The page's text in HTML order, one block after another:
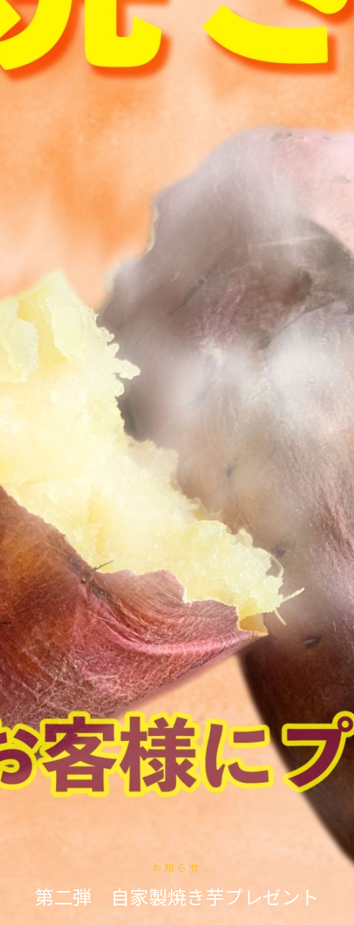
お知らせ
第二弾 自家製焼き芋プレゼント